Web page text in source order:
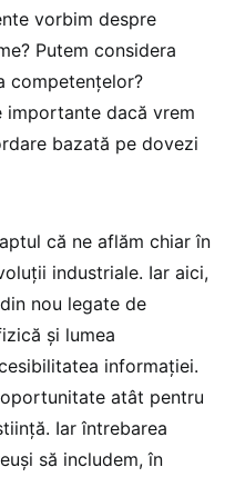
vorbim despre
Putem considera
competențelor?
dacă vrem
bazată pe dovezi
că ne aflăm chiar în
industriale. Iar aici,
nou legate de
și lumea
informației.
atât pentru
Iar întrebarea
să includem, în